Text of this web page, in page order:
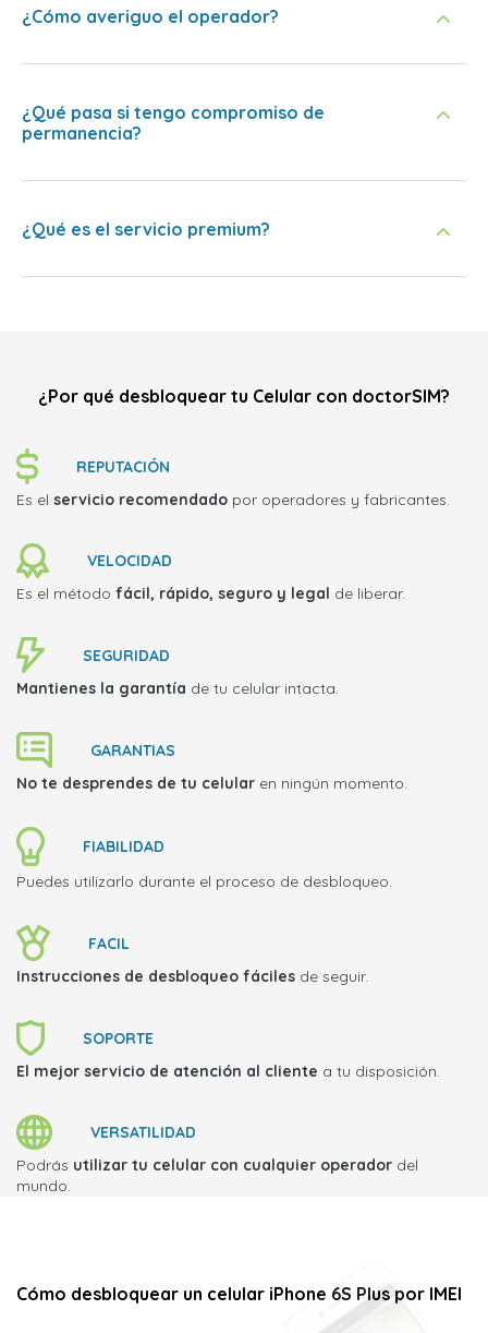
¿Cómo averiguo el operador?
¿Qué pasa si tengo compromiso de
permanencia?
¿Qué es el servicio premium?
¿Por qué desbloquear tu Celular con doctorSIM?
REPUTACIÓN
Es el servicio recomendado por operadores y fabricantes.
VELOCIDAD
Es el método fácil, rápido, seguro y legal de liberar.
SEGURIDAD
Mantienes la garantía de tu celular intacta.
GARANTIAS
No te desprendes de tu celular en ningún momento.
FIABILIDAD
Puedes utilizarlo durante el proceso de desbloqueo.
FACIL
Instrucciones de desbloqueo fáciles de seguir.
SOPORTE
El mejor servicio de atención al cliente a tu disposición.
VERSATILIDAD
Podrás utilizar tu celular con cualquier operador del
mundo.
Cómo desbloquear un celular iPhone 6S Plus por IMEI